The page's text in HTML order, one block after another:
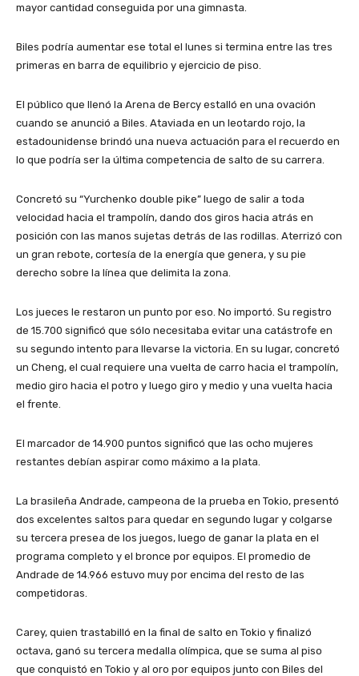
mayor cantidad conseguida por una gimnasta.
Biles podría aumentar ese total el lunes si termina entre las tres
primeras en barra de equilibrio y ejercicio de piso.
El público que llenó la Arena de Bercy estalló en una ovación
cuando se anunció a Biles. Ataviada en un leotardo rojo, la
estadounidense brindó una nueva actuación para el recuerdo en
lo que podría ser la última competencia de salto de su carrera.
Concretó su “Yurchenko double pike” luego de salir a toda
velocidad hacia el trampolín, dando dos giros hacia atrás en
posición con las manos sujetas detrás de las rodillas. Aterrizó con
un gran rebote, cortesía de la energía que genera, y su pie
derecho sobre la línea que delimita la zona.
Los jueces le restaron un punto por eso. No importó. Su registro
de 15.700 significó que sólo necesitaba evitar una catástrofe en
su segundo intento para llevarse la victoria. En su lugar, concretó
un Cheng, el cual requiere una vuelta de carro hacia el trampolín,
medio giro hacia el potro y luego giro y medio y una vuelta hacia
el frente.
El marcador de 14.900 puntos significó que las ocho mujeres
restantes debían aspirar como máximo a la plata.
La brasileña Andrade, campeona de la prueba en Tokio, presentó
dos excelentes saltos para quedar en segundo lugar y colgarse
su tercera presea de los juegos, luego de ganar la plata en el
programa completo y el bronce por equipos. El promedio de
Andrade de 14.966 estuvo muy por encima del resto de las
competidoras.
Carey, quien trastabilló en la final de salto en Tokio y finalizó
octava, ganó su tercera medalla olímpica, que se suma al piso
que conquistó en Tokio y al oro por equipos junto con Biles del